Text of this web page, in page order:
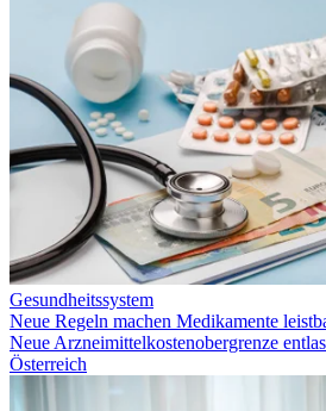
Gesundheitssystem
Neue Regeln machen Medikamente
Neue Arzneimittelkostenobergrenze
Österreich